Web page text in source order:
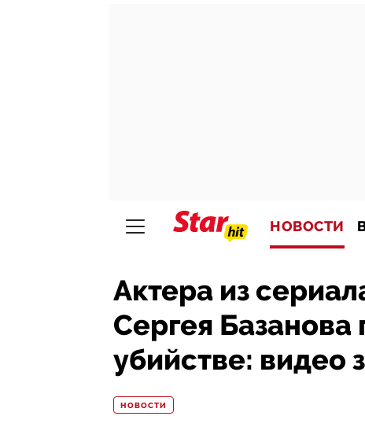
НОВОСТИ
Актера из
Сергея Базанова
убийстве: видео
НОВОСТИ